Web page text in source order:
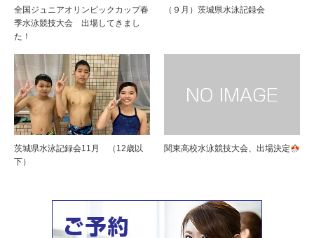
全国ジュニアオリンピックカップ春
季水泳競技大会 出場してきまし
た！
（９月）茨城県水泳記録会
茨城県水泳記録会11月 （12歳以
下）
関東高校水泳競技大会、出場決定